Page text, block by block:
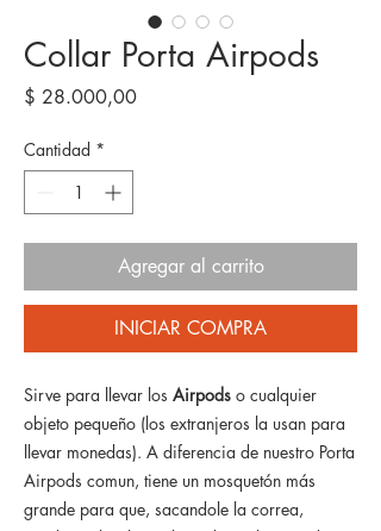
Collar Porta Airpods
$ 28.000,00Precio
Cantidad *
Agregar al carrito
INICIAR COMPRA
Sirve para llevar los Airpods o cualquier
objeto pequeño (los extranjeros la usan para
llevar monedas). A diferencia de nuestro Porta
Airpods comun, tiene un mosquetón más
grande para que, sacandole la correa,